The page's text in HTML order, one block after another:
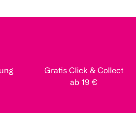
Gratis Click & Collect
ab 19 €